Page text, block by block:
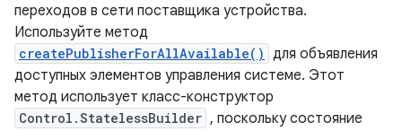
переходов в сети поставщика устройства.
Используйте метод
createPublisherForAllAvailable() для объявления
доступных элементов управления системе. Этот
метод использует класс-конструктор
Control.StatelessBuilder , поскольку состояние